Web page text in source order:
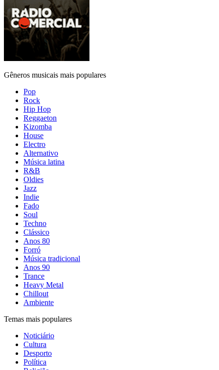
Gêneros musicais mais populares
Pop
Rock
Hip Hop
Reggaeton
Kizomba
House
Electro
Alternativo
Música latina
R&B
Oldies
Jazz
Indie
Fado
Soul
Techno
Clássico
Anos 80
Forró
Música tradicional
Anos 90
Trance
Heavy Metal
Chillout
Ambiente
Temas mais populares
Noticiário
Cultura
Desporto
Política